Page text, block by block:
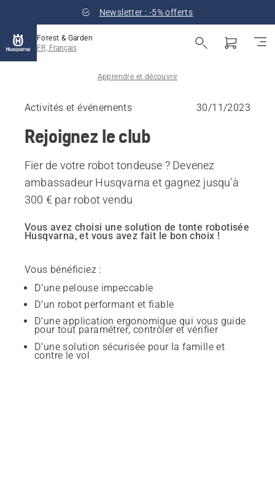
Newsletter : -5% offerts
Forest & Garden
FR, Français
Apprendre et découvrir
Activités et événements 30/11/2023
Rejoignez le club
Fier de votre robot tondeuse ? Devenez
ambassadeur Husqvarna et gagnez jusqu'à
300 € par robot vendu
Vous avez choisi une solution de tonte robotisée
Husqvarna, et vous avez fait le bon choix !
Vous bénéficiez :
D’une pelouse impeccable
D’un robot performant et fiable
D'une application ergonomique qui vous guide
pour tout paramétrer, contrôler et vérifier
D’une solution sécurisée pour la famille et
contre le vol